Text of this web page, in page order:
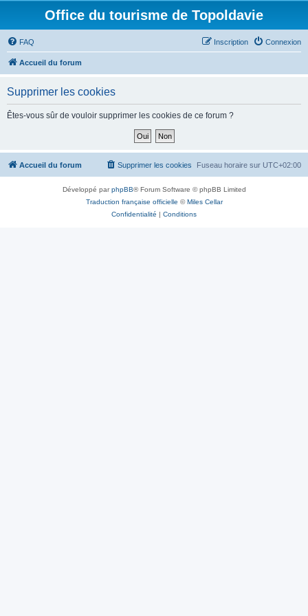
Office du tourisme de Topoldavie
FAQ Connexion
Inscription
Accueil du forum
Supprimer les cookies
Êtes-vous sûr de vouloir supprimer les cookies de ce forum ?
Accueil du forum Fuseau horaire sur UTC+02:00
Supprimer les cookies
Développé parphpBB® Forum Software © phpBB Limited
Traduction française officielle ©Miles Cellar
Confidentialité | Conditions